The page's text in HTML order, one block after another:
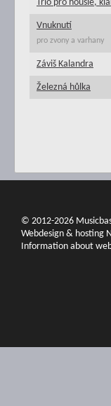
Trio pro housle,
Vnuknutí
pro zvony a varhany
Záviš Kalandra
Železná hůlka
© 2012-2026
Webdesign & hosting
Information about